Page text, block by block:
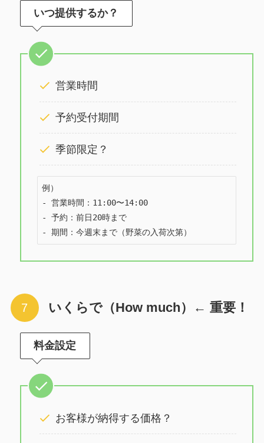
いつ提供するか？
営業時間
予約受付期間
季節限定？
例）
- 営業時間：11:00〜14:00
- 予約：前日20時まで
- 期間：今週末まで（野菜の入荷次第）
いくらで（How much）← 重要！
料金設定
お客様が納得する価格？